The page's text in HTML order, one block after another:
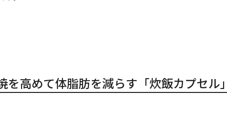
高めて体脂肪を減らす「炊飯カプセル」